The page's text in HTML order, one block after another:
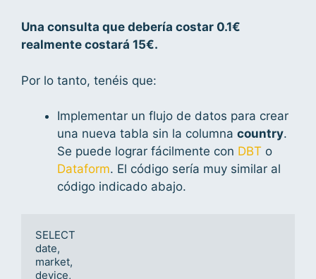
Una consulta que debería costar 0.1€
realmente costará 15€.
Por lo tanto, tenéis que:
Implementar un flujo de datos para crear
una nueva tabla sin la columna country.
Se puede lograr fácilmente con DBT o
Dataform. El código sería muy similar al
código indicado abajo.
SELECT
date,
market,
device,